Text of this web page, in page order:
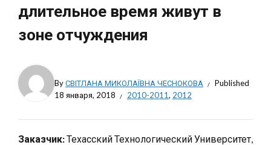
длительное время живут в
зоне отчуждения
ByСВІТЛАНА МИКОЛАЇВНА ЧЕСНОКОВА
Published
18 января, 2018
2010-2011, 2012
Заказчик:Техасский Технологический Университет,